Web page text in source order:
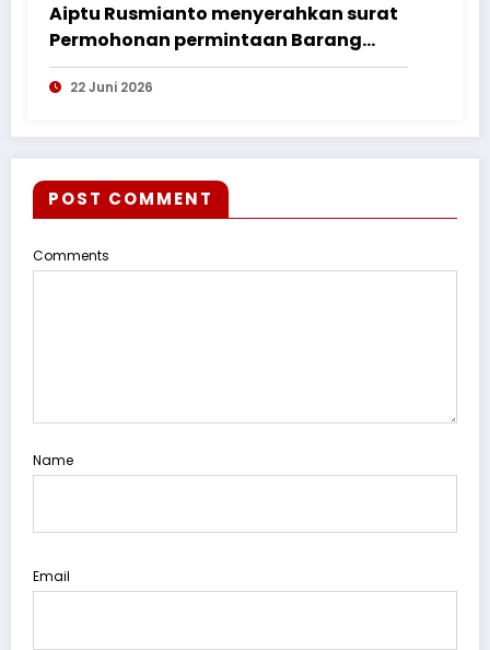
Aiptu Rusmianto menyerahkan surat
Permohonan permintaan Barang
Bukti ke Polres Kayong Utara
22 Juni 2026
POST COMMENT
Comments
Name
Email